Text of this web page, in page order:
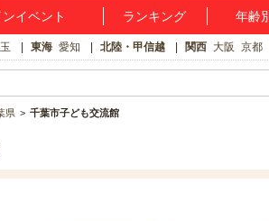
イベント ランキング 年齢
東海 愛知 北陸・甲信越 関西 大阪 京都
県 千葉市子ども交流館